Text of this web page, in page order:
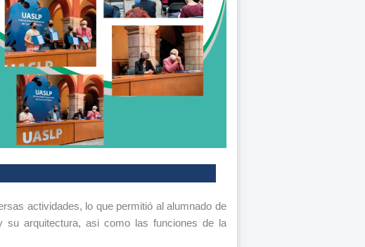
actividades, lo que permitió al alumnado de
su arquitectura, asi como las funciones de la